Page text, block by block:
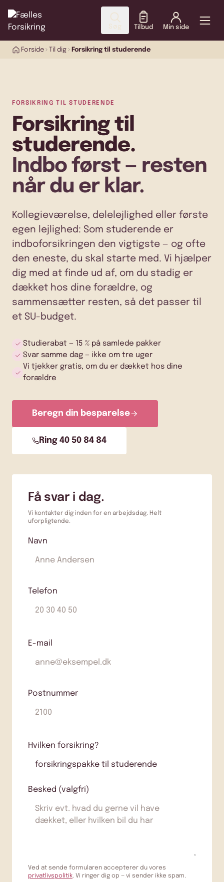
Søg Tilbud Min side
Forside Til dig Forsikring til studerende
FORSIKRING TIL STUDERENDE
Forsikring til
studerende.
Indbo først — resten
når du er klar.
Kollegieværelse, delelejlighed eller første
egen lejlighed: Som studerende er
indboforsikringen den vigtigste — og ofte
den eneste, du skal starte med. Vi hjælper
dig med at finde ud af, om du stadig er
dækket hos dine forældre, og
sammensætter resten, så det passer til
et SU-budget.
Studierabat — 15 % på samlede pakker
Svar samme dag — ikke om tre uger
Vi tjekker gratis, om du er dækket hos dine
forældre
Beregn din besparelse
Ring 40 50 84 84
Få svar i dag.
Vi kontakter dig inden for en arbejdsdag. Helt
uforpligtende.
Navn
Telefon
E-mail
Postnummer
Hvilken forsikring?
Besked (valgfri)
Ved at sende formularen accepterer du vores
privatlivspolitik. Vi ringer dig op — vi sender ikke spam.